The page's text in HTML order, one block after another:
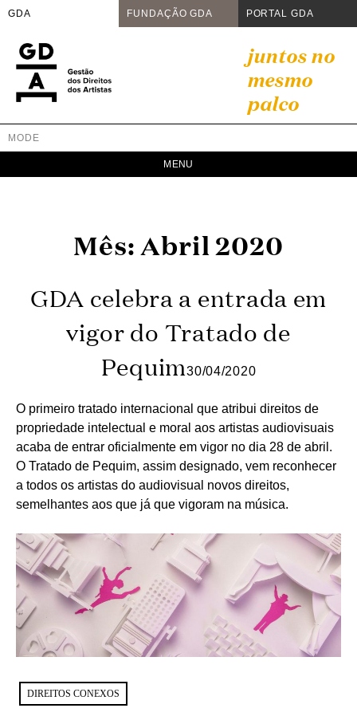
GDA FUNDAÇÃO GDA PORTAL GDA
content
juntos no
mesmo
palco
GDA
Juntos no mesmo palco
MODE
Mês:Abril 2020
GDA celebra a entrada em
vigor do Tratado de
Pequim30/04/2020
O primeiro tratado internacional que atribui direitos de
propriedade intelectual e moral aos artistas audiovisuais
acaba de entrar oficialmente em vigor no dia 28 de abril.
O Tratado de Pequim, assim designado, vem reconhecer
a todos os artistas do audiovisual novos direitos,
semelhantes aos que já que vigoram na música.
DIREITOS CONEXOS